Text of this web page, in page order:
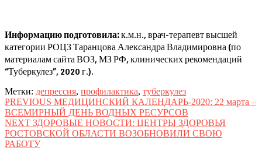
Информацию подготовила:к.м.н., врач-терапевт высшей
категории РОЦЗ Таранцова Александра Владимировна (по
материалам сайта ВОЗ, МЗ РФ, клинических рекомендаций
“Туберкулез”, 2020 г.).
Метки: депрессия, профилактика, туберкулез
Навигация
по
записям
PREVIOUS Предыдущая
запись:
МЕДИЦИНСКИЙ КАЛЕНДАРЬ-2020: 22 марта –
ВСЕМИРНЫЙ ДЕНЬ ВОДНЫХ РЕСУРСОВ
NEXT Следующая
запись:
ЗДОРОВЫЕ НОВОСТИ: ЦЕНТРЫ ЗДОРОВЬЯ
РОСТОВСКОЙ ОБЛАСТИ ВОЗОБНОВИЛИ СВОЮ
РАБОТУ